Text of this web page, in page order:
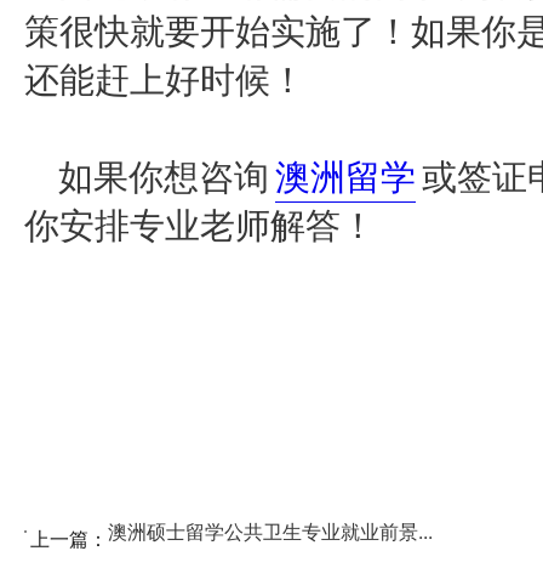
策很快就要开始实施了！如果你
还能赶上好时候！
如果你想咨询 澳洲留学或签证
你安排专业老师解答！
上一篇： 澳洲硕士留学公共卫生专业就业前景...